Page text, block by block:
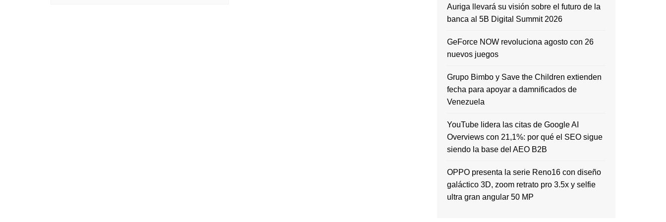
Auriga llevará su visión sobre el futuro de la
banca al 5B Digital Summit 2026
GeForce NOW revoluciona agosto con 26
nuevos juegos
Grupo Bimbo y Save the Children extienden
fecha para apoyar a damnificados de
Venezuela
YouTube lidera las citas de Google AI
Overviews con 21,1%: por qué el SEO sigue
siendo la base del AEO B2B
OPPO presenta la serie Reno16 con diseño
galáctico 3D, zoom retrato pro 3.5x y selfie
ultra gran angular 50 MP